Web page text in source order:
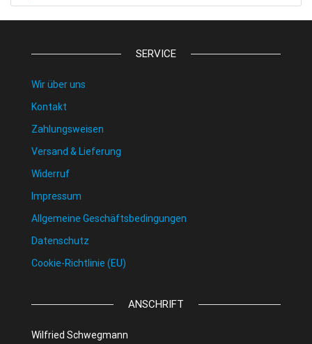
SERVICE
Wir über uns
Kontakt
Zahlungsweisen
Versand & Lieferung
Widerruf
Impressum
Allgemeine Geschäftsbedingungen
Datenschutz
Cookie-Richtlinie (EU)
ANSCHRIFT
Wilfried Schwegmann